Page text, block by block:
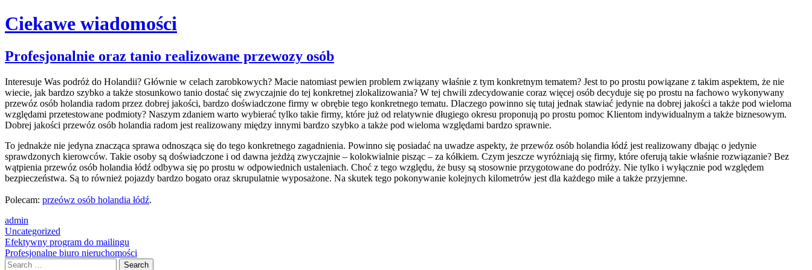
Ciekawe wiadomości
Skip
to
Profesjonalnie oraz tanio realizowane przewozy osób
Interesuje Was podróż do Holandii? Głównie w celach zarobkowych? Macie natomiast pewien problem związany właśnie z tym konkretnym tematem? Jest to po prostu powiązane z takim aspektem, że nie
wiecie, jak bardzo szybko a także stosunkowo tanio dostać się zwyczajnie do tej konkretnej zlokalizowania? W tej chwili zdecydowanie coraz więcej osób decyduje się po prostu na fachowo wykonywany
przewóz osób holandia radom przez dobrej jakości, bardzo doświadczone firmy w obrębie tego konkretnego tematu. Dlaczego powinno się tutaj jednak stawiać jedynie na dobrej jakości a także pod wieloma
względami przetestowane podmioty? Naszym zdaniem warto wybierać tylko takie firmy, które już od relatywnie długiego okresu proponują po prostu pomoc Klientom indywidualnym a także biznesowym.
Dobrej jakości przewóz osób holandia radom jest realizowany między innymi bardzo szybko a także pod wieloma względami bardzo sprawnie.
To jednakże nie jedyna znacząca sprawa odnosząca się do tego konkretnego zagadnienia. Powinno się posiadać na uwadze aspekty, że przewóz osób holandia łódź jest realizowany dbając o jedynie
sprawdzonych kierowców. Takie osoby są doświadczone i od dawna jeżdżą zwyczajnie – kolokwialnie pisząc – za kółkiem. Czym jeszcze wyróżniają się firmy, które oferują takie właśnie rozwiązanie? Bez
wątpienia przewóz osób holandia łódź odbywa się po prostu w odpowiednich ustaleniach. Choć z tego względu, że busy są stosownie przygotowane do podróży. Nie tylko i wyłącznie pod względem
bezpieczeństwa. Są to również pojazdy bardzo bogato oraz skrupulatnie wyposażone. Na skutek tego pokonywanie kolejnych kilometrów jest dla każdego miłe a także przyjemne.
Polecam: przeówz osób holandia łódź.
admin
Uncategorized
Post
navigation
Efektywny program do mailingu
Profesjonalne biuro nieruchomości
Search